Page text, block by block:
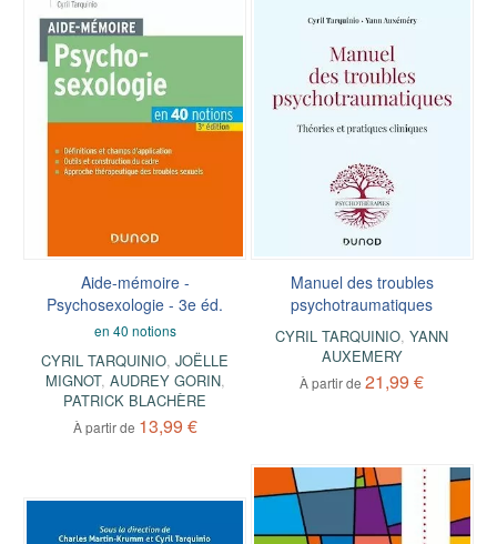
Aide-mémoire -
Psychosexologie - 3e éd.
en 40 notions
CYRIL TARQUINIO,JOËLLE
MIGNOT, AUDREY GORIN,
PATRICK BLACHÈRE
À partir de 13,99 €
Manuel des troubles
psychotraumatiques
CYRIL TARQUINIO,YANN
AUXEMERY
À partir de21,99 €